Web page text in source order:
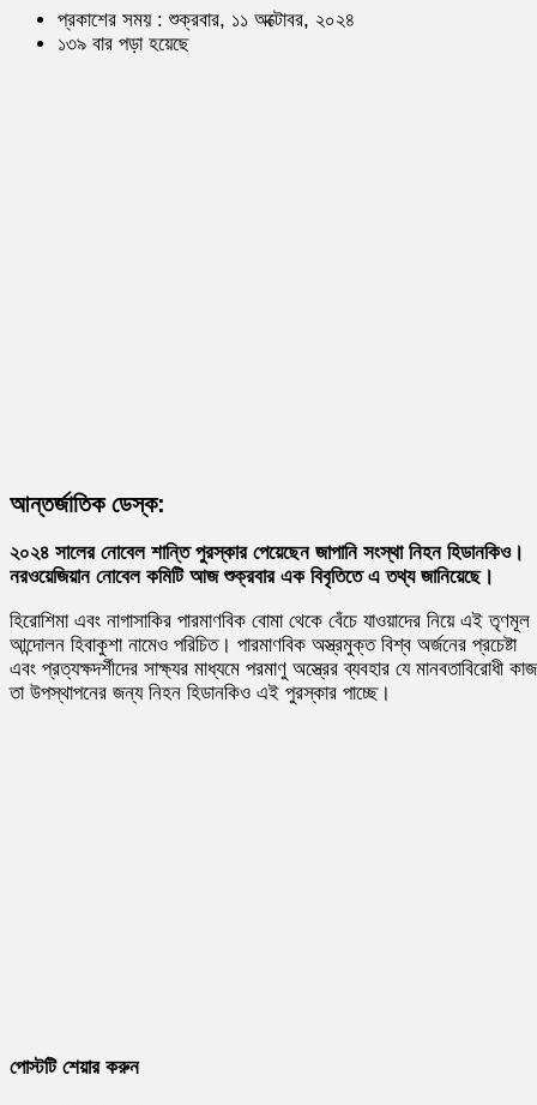
প্রকাশের সময় : শুক্রবার, ১১ অক্টোবর, ২০২৪
১৩৯ বার পড়া হয়েছে
আন্তর্জাতিক ডেস্ক:
২০২৪ সালের নোবেল শান্তি পুরস্কার পেয়েছেন জাপানি সংস্থা নিহন হিডানকিও।
নরওয়েজিয়ান নোবেল কমিটি আজ শুক্রবার এক বিবৃতিতে এ তথ্য জানিয়েছে।
হিরোশিমা এবং নাগাসাকির পারমাণবিক বোমা থেকে বেঁচে যাওয়াদের নিয়ে এই তৃণমূল
আন্দোলন হিবাকুশা নামেও পরিচিত। পারমাণবিক অস্ত্রমুক্ত বিশ্ব অর্জনের প্রচেষ্টা
এবং প্রত্যক্ষদর্শীদের সাক্ষ্যর মাধ্যমে পরমাণু অস্ত্রের ব্যবহার যে মানবতাবিরোধী কাজ
তা উপস্থাপনের জন্য নিহন হিডানকিও এই পুরস্কার পাচ্ছে।
পোস্টটি শেয়ার করুন